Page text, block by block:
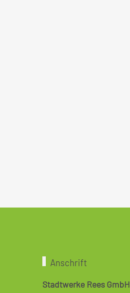
Anschrift
Stadtwerke Rees GmbH